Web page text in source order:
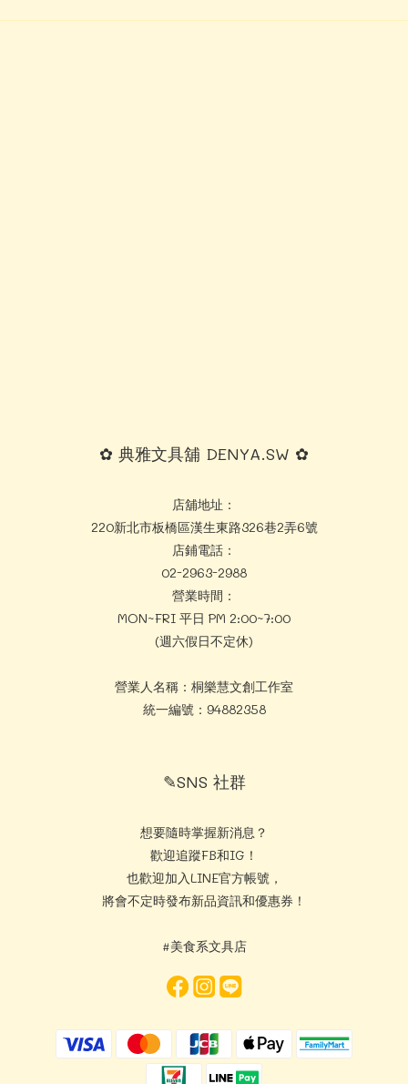
✿ 典雅文具舖 DENYA.SW ✿
店舖地址：
220新北市板橋區漢生東路326巷2弄6號
店鋪電話：
02-2963-2988
營業時間：
MON~FRI 平日 PM 2:00~7:00
(週六假日不定休)
營業人名稱：桐樂慧文創工作室
統一編號：94882358
✎SNS 社群
想要隨時掌握新消息？
歡迎追蹤FB和IG！
也歡迎加入LINE官方帳號，
將會不定時發布新品資訊和優惠券！
#美食系文具店